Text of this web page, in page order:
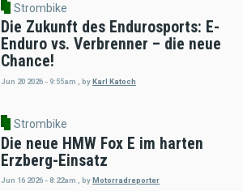
Strombike
Die Zukunft des Endurosports: E-
Enduro vs. Verbrenner – die neue
Chance!
Jun 20 2026 - 9:55am byKarl Katoch
Strombike
Die neue HMW Fox E im harten
Erzberg-Einsatz
Jun 16 2026 - 8:22am , by Motorradreporter